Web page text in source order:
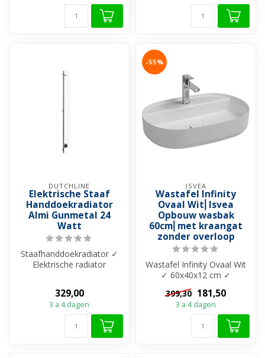
DUTCHLINE
Elektrische Staaf
Handdoekradiator
Almi Gunmetal 24
Watt
Staafhanddoekradiator ✓
Elektrische radiator
329,00
3 a 4 dagen
-55%
ISVEA
Wastafel Infinity
Ovaal Wit⎢Isvea
Opbouw wasbak
60cm⎢met kraangat
zonder overloop
Wastafel Infinity Ovaal Wit
✓ 60x40x12 cm ✓
Keramiek ✓ Met kraangat
✓ Zonder ove...
399,30 181,50
3 a 4 dagen